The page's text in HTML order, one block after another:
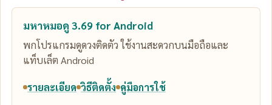
มหาหมอดู 3.69 for Android
พกโปรแกรมดูดวงติดตัว ใช้งานสะดวกบนมือถือและ
แท็บเล็ต Android
รายละเอียด วิธีติดตั้ง คู่มือการใช้